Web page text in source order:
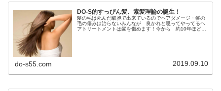
DO-S的すっぴん髪、素髪理論の誕生！
髪の毛は死んだ細胞で出来ているのでヘアダメージ・髪の
毛の傷みは治らないみんなが 良かれと思ってやってるヘ
アトリートメントは髪を傷めます！今から 約10年ほど
do-s55.com 2019.09.10